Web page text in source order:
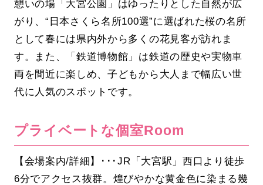
憩いの場「大宮公園」はゆったりとした自然が広
がり、“日本さくら名所100選”に選ばれた桜の名所
として春には県内外から多くの花見客が訪れま
す。また、「鉄道博物館」は鉄道の歴史や実物車
両を間近に楽しめ、子どもから大人まで幅広い世
代に人気のスポットです。
プライベートな個室Room
【会場案内/詳細】･･･JR「大宮駅」西口より徒歩
6分でアクセス抜群。煌びやかな黄金色に染まる幾